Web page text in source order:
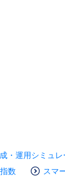
・運用シミュレ
数 スマ